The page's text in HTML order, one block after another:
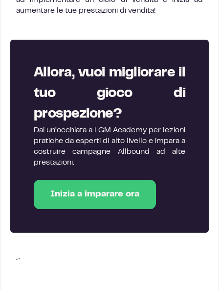
aumentare le tue prestazioni di vendita!
Allora, vuoi migliorare il
tuo gioco di
prospezione?
Dai un’occhiata a LGM Academy per lezioni
pratiche da esperti di alto livello e impara a
costruire campagne Allbound ad alte
prestazioni.
Inizia a imparare ora
“`